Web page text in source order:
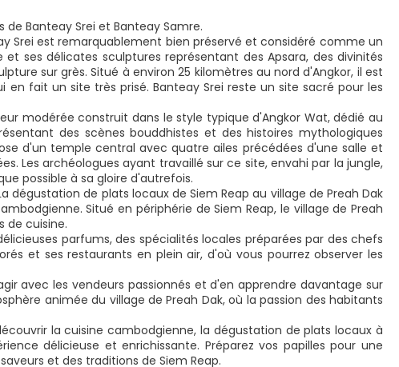
Banteay Srei et Banteay Samre.
Srei est remarquablement bien préservé et considéré comme un
ses délicates sculptures représentant des Apsara, des divinités
sur grès. Situé à environ 25 kilomètres au nord d'Angkor, il est
fait un site très prisé. Banteay Srei reste un site sacré pour les
modérée construit dans le style typique d'Angkor Wat, dédié au
des scènes bouddhistes et des histoires mythologiques
d'un temple central avec quatre ailes précédées d'une salle et
Les archéologues ayant travaillé sur ce site, envahi par la jungle,
possible à sa gloire d'autrefois.
dégustation de plats locaux de Siem Reap au village de Preah Dak
Situé en périphérie de Siem Reap, le village de Preah
de cuisine.
parfums, des spécialités locales préparées par des chefs
et ses restaurants en plein air, d'où vous pourrez observer les
avec les vendeurs passionnés et d'en apprendre davantage sur
animée du village de Preah Dak, où la passion des habitants
la cuisine cambodgienne, la dégustation de plats locaux à
délicieuse et enrichissante. Préparez vos papilles pour une
et des traditions de Siem Reap.